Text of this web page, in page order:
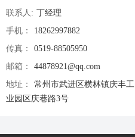
联系人: 丁经理
手机：
18262997882
传真：
0519-88505950
邮箱：
44878921@qq.com
地址：
常州市武进区横林镇庆丰工
业园区庆巷路3号